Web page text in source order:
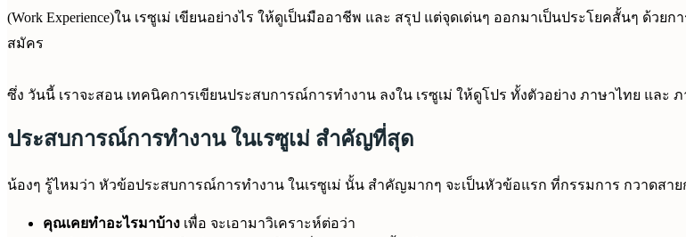
(Work Experience)ใน เรซูเม่ เขียนอย่างไร ให้ดูเป็นมืออาชีพ และ สรุป แต่จุดเด่นๆ ออกมาเป็นประโยคสั้นๆ ด้
สมัคร
ซึ่ง วันนี้ เราจะสอน เทคนิคการเขียนประสบการณ์การทำงาน ลงใน เรซูเม่ ให้ดูโปร ทั้งตัวอย่าง ภาษาไทย และ
ประสบการณ์การทำงาน ในเรซูเม่ สำคัญที่สุด
น้องๆ รู้ไหมว่า หัวข้อประสบการณ์การทำงาน ในเรซูเม่ นั้น สำคัญมากๆ จะเป็นหัวข้อแรก ที่กรรมการ กวาดส
คุณเคยทำอะไรมาบ้าง เพื่อ จะเอามาวิเคราะห์ต่อว่า